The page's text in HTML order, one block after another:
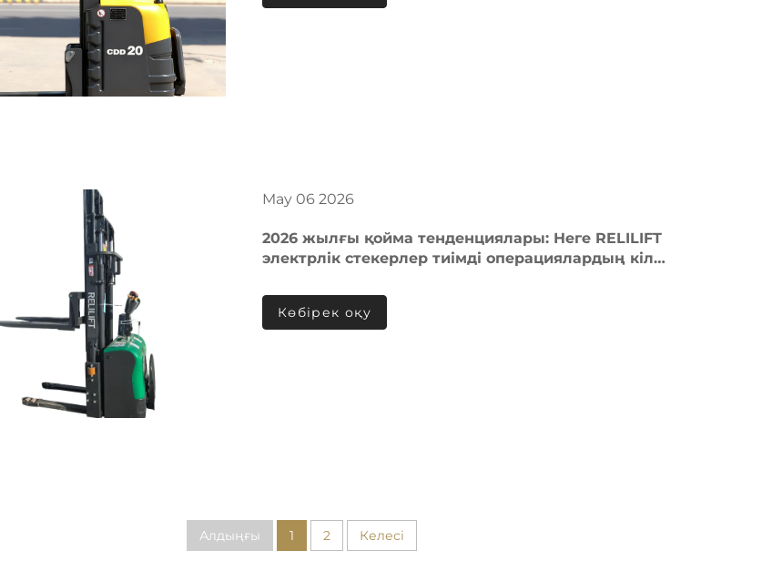
May 06 2026
2026 жылғы қойма тенденциялары: Неге RELILIFT
электрлік стекерлер тиімді операциялардың кілті
Көбірек оқу
Алдыңғы 1 2 Келесі